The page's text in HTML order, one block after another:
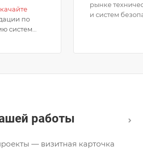
по
систем
на
2021
рынке
и систем
безопасности.
Мы
консультацию
техническое
работы
— визитная карточка